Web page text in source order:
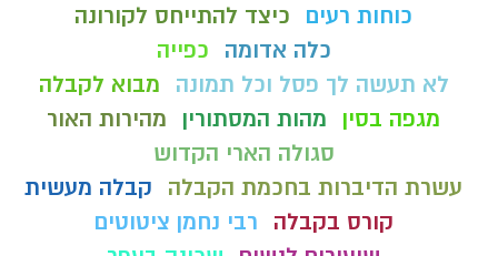
כוחות רעים
כיצד להתייחס לקורונה
כלה אדומה
כפייה
לא תעשה לך פסל וכל תמונה
מבוא לקבלה
מגפה בסין
מהות המסתורין
מהירות האור
סגולה הארי הקדוש
עשרת הדיברות בחכמת הקבלה
קבלה מעשית
קורס בקבלה
רבי נחמן ציטוטים